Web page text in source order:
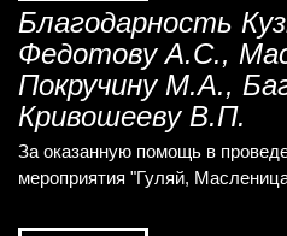
Благодарность
Федотову А.С.,
Покручину М.А.,
Кривошееву В.П.
За оказанную помощь в
мероприятия "Гуляй,